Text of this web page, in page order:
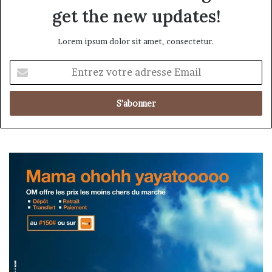
get the new updates!
Lorem ipsum dolor sit amet, consectetur.
votre
adresse